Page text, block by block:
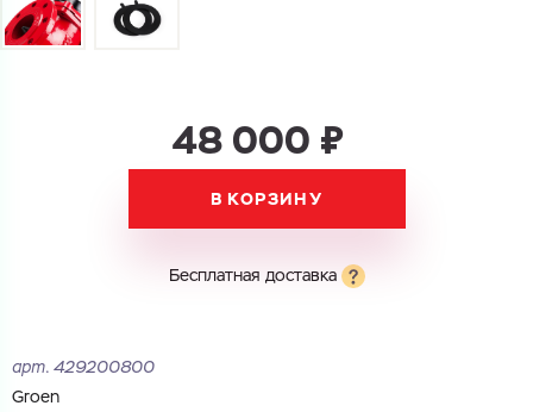
48 000 ₽
В КОРЗИНУ
Бесплатная доставка
арт. 429200800
Groen